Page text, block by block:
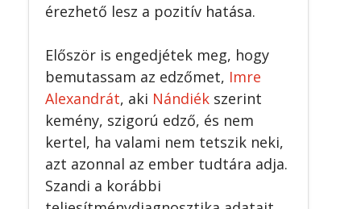
érezhető lesz a pozitív hatása.
Először is engedjétek meg, hogy
bemutassam az edzőmet, Imre
Alexandrát, aki Nándiék szerint
kemény, szigorú edző, és nem
kertel, ha valami nem tetszik neki,
azt azonnal az ember tudtára adja.
Szandi a korábbi